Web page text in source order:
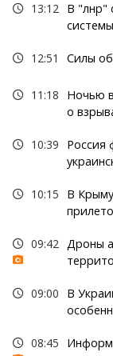
13:12 В "лнр"
12:51 Силы
11:18
Ночью
о
10:39
Россия
10:15
В
09:42 Дроны
09:00
В
08:45